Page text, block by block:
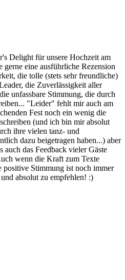
Delight für unsere Hochzeit am
eine ausführliche Rezension
die tolle (stets sehr freundliche)
die Zuverlässigkeit aller
unfassbare Stimmung, die durch
"Leider" fehlt mir auch am
Fest noch ein wenig die
(und ich bin mir absolut
ihre vielen tanz- und
dazu beigetragen haben...) aber
auch das Feedback vieler Gäste
wenn die Kraft zum Texte
positive Stimmung ist noch immer
absolut zu empfehlen! :)